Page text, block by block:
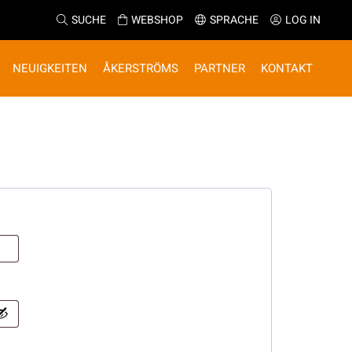
SUCHE WEBSHOP SPRACHE LOG IN
NEUIGKEITEN ÅKERSTRÖMS PARTNER KONTAKT